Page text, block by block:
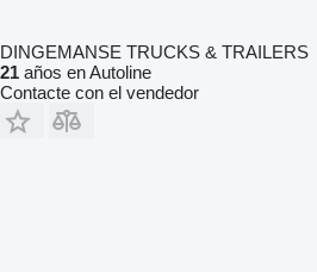
DINGEMANSE TRUCKS & TRAILERS
21 años en Autoline
Contacte con el vendedor